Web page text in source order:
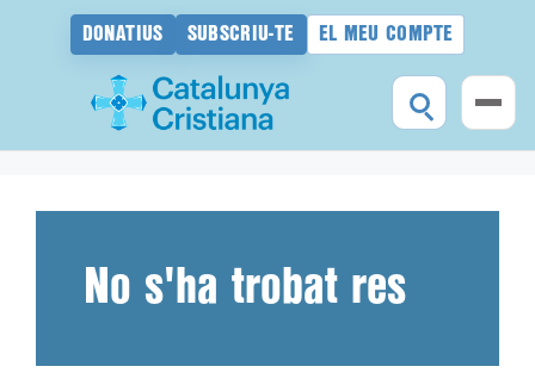
DONATIUS SUBSCRIU-TE EL MEU COMPTE
No s'ha trobat res